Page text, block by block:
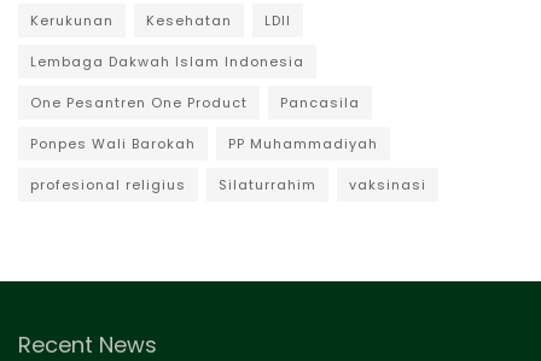
Kerukunan Kesehatan LDII
Lembaga Dakwah Islam Indonesia
One Pesantren One Product Pancasila
Ponpes Wali Barokah PP Muhammadiyah
profesional religius Silaturrahim vaksinasi
Recent News